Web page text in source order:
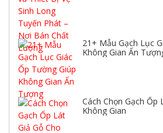
21+ Mẫu Gạch Lục
Không Gian Ấn
Cách Chọn Gạch Ốp
Không Gian